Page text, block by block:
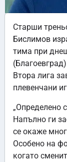
Старши
Бислимов
тима при
Втора лига
плевенчани
„Определено
Напълно ги
се окаже
Особено на
когато